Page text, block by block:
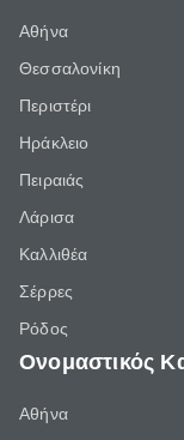
Αθήνα
Θεσσαλονίκη
Περιστέρι
Ηράκλειο
Πειραιάς
Λάρισα
Καλλιθέα
Σέρρες
Ρόδος
Ονομαστικός
Αθήνα